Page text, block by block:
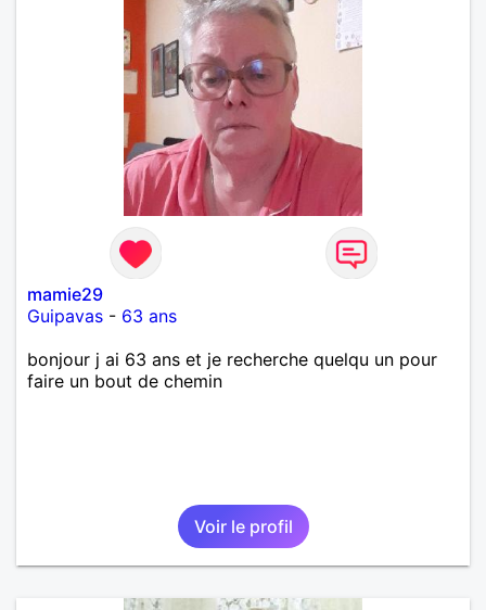
mamie29
Guipavas - 63 ans
bonjour j ai 63 ans et je recherche quelqu un pour
faire un bout de chemin
Voir le profil